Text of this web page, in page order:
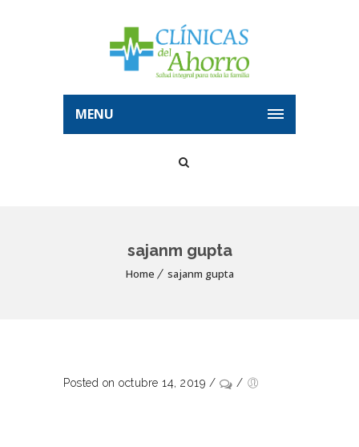
MENU
sajanm gupta
Home sajanm gupta
Posted on octubre 14, 2019 / /